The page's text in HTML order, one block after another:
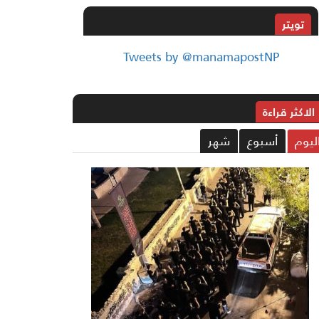
تويتر
Tweets by @manamapostNP
الاکثر قراءة
أسبوع شهر